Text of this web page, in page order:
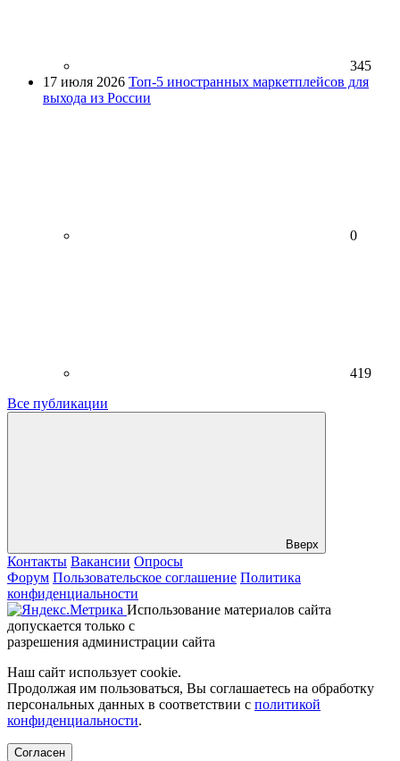
345
17 июля 2026 Топ-5 иностранных маркетплейсов для
выхода из России
0
419
Все публикации
Вверх
Контакты Вакансии Опросы
Форум Пользовательское соглашение Политика
конфиденциальности
Использование материалов сайта
допускается только с
разрешения администрации сайта
Наш сайт использует cookie.
Продолжая им пользоваться, Вы соглашаетесь на обработку
персональных данных в соответствии с политикой
конфиденциальности.
Согласен